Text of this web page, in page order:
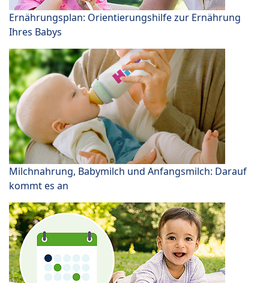
Ernährungsplan: Orientierungshilfe zur Ernährung
Ihres Babys
Milchnahrung, Babymilch und Anfangsmilch: Darauf
kommt es an